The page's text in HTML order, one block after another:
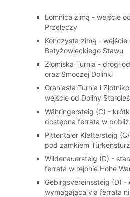
Łomnica zimą - wejście
Przełęczy
Kończysta zimą - wejście
Batyżowieckiego Stawu
Złomiska Turnia - drogi
oraz Smoczej Dolinki
Graniasta Turnia i
wejście od Doliny
Währingersteig (C) -
dostępna ferrata w
Pittentaler Klettersteig
pod zamkiem Türkensturz
Wildenauersteig (D) -
ferrata w rejonie Hohe
Gebirgsvereinssteig (D) -
wymagająca via ferrata